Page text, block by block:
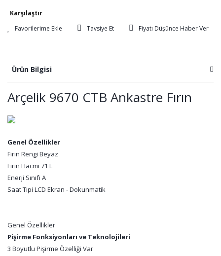
Karşılaştır
Tavsiye Et
Fiyatı Düşünce Haber Ver
Ürün Bilgisi
Arçelik 9670 CTB Ankastre Fırın
Genel Özellikler
Fırın Rengi Beyaz
Fırın Hacmi 71 L
Enerji Sınıfı A
Saat Tipi LCD Ekran - Dokunmatik
Genel Özellikler
Pişirme Fonksiyonları ve Teknolojileri
3 Boyutlu Pişirme Özelliği Var